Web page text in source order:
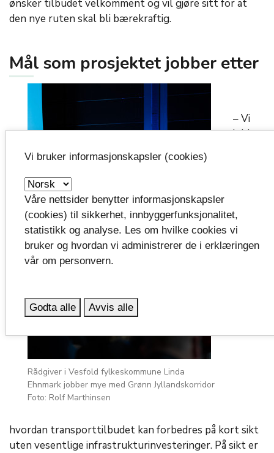
ønsker tilbudet velkomment og vil gjøre sitt for at
den nye ruten skal bli bærekraftig.
Mål som prosjektet jobber etter
Rådgiver i Vesfold fylkeskommune Linda
Ehnmark jobber mye med Grønn Jyllandskorridor
Foto: Rolf Marthinsen
– Vi
jobber
hvordan transporttilbudet kan forbedres på kort sikt
uten vesentlige infrastrukturinvesteringer. På sikt er
Vi bruker informasjonskapsler (cookies)
Våre nettsider benytter informasjonskapsler
(cookies) til sikkerhet, innbyggerfunksjonalitet,
statistikk og analyse. Les om hvilke cookies vi
bruker og hvordan vi administrerer de i erklæringen
vår om personvern.
Godta alle Avvis alle